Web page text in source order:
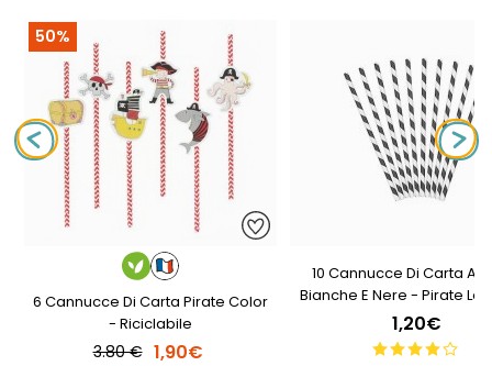
50%
6 Cannucce Di Carta Pirate Color
- Riciclabile
3.80 € 1,90€
10 Cannucce Di Carta A
Bianche E Nere - Pirate Le
1,20€